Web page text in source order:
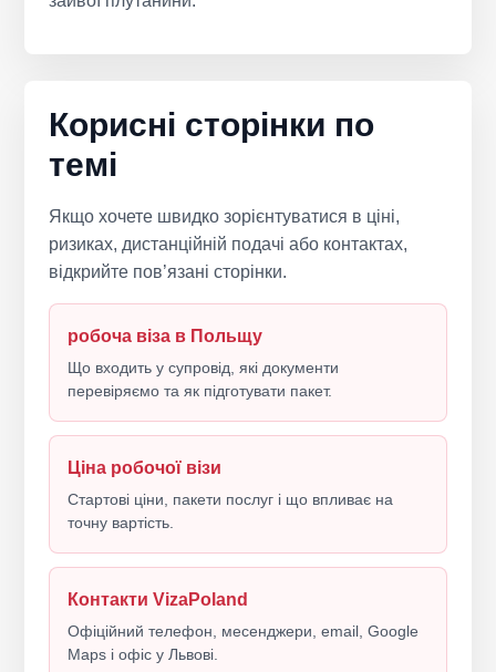
Корисні сторінки по
темі
Якщо хочете швидко зорієнтуватися в ціні,
ризиках, дистанційній подачі або контактах,
відкрийте пов’язані сторінки.
робоча віза в Польщу
Що входить у супровід, які документи
перевіряємо та як підготувати пакет.
Ціна робочої візи
Стартові ціни, пакети послуг і що впливає на
точну вартість.
Контакти VizaPoland
Офіційний телефон, месенджери, email, Google
Maps і офіс у Львові.